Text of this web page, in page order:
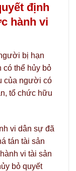
định
hành vi
bị hạn
có thể hủy bỏ
của người có
tổ chức hữu
vi dân sự đã
tán tài sản
vi tài sản
bỏ quyết